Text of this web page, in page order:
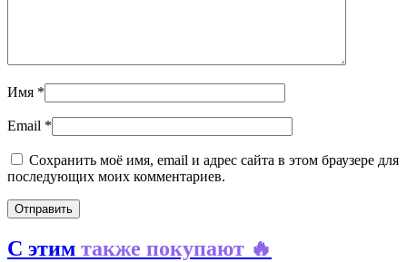
Имя *
Email *
Сохранить моё имя, email и адрес сайта в этом браузере для
последующих моих комментариев.
С этим также покупают 🔥